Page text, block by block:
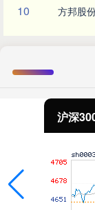
10 方邦股
沪深